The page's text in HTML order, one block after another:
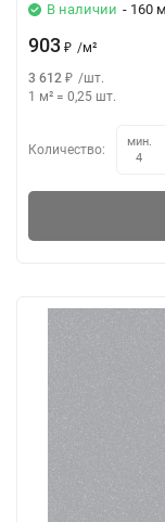
В наличии - 160
903 ₽ /м²
3 612 ₽ /шт.
1 м² = 0,25 шт.
Количество:
мин.
4